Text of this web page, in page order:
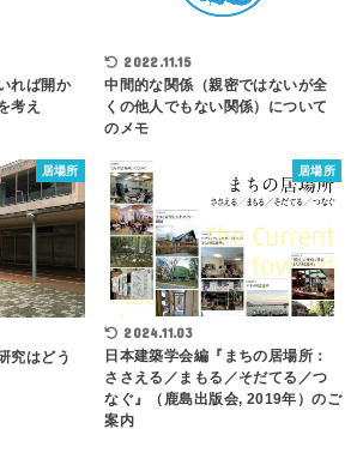
れば開か
考え
2022.11.15
中間的な関係（親密ではないが全
くの他人でもない関係）について
のメモ
居場所
究はどう
居場所
2024.11.03
日本建築学会編『まちの居場所：
ささえる／まもる／そだてる／つ
なぐ』（鹿島出版会, 2019年）のご
案内